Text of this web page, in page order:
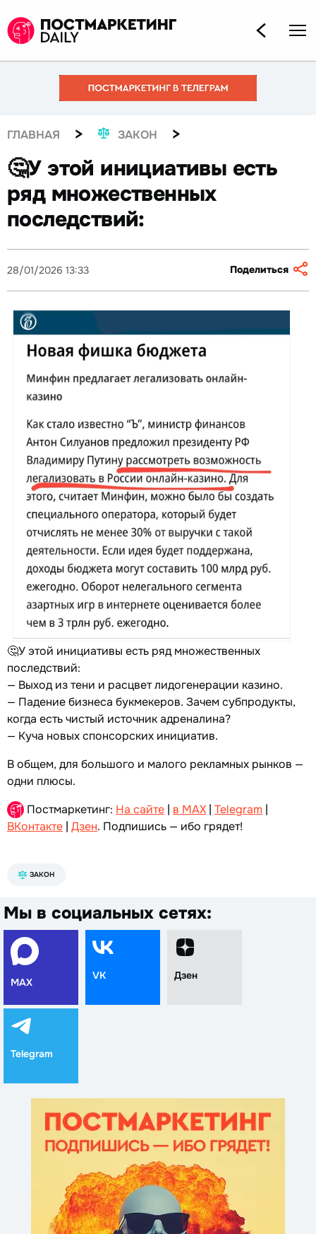
ГЛАВНАЯ > ЗАКОН >
🤔У этой инициативы есть
ряд множественных
последствий:
28/01/2026 13:33 Поделиться
🤔У этой инициативы есть ряд множественных
последствий:
— Выход из тени и расцвет лидогенерации казино.
— Падение бизнеса букмекеров. Зачем субпродукты,
когда есть чистый источник адреналина?
— Куча новых спонсорских инициатив.
В общем, для большого и малого рекламных рынков —
одни плюсы.
Постмаркетинг: На сайте | в MAX | Telegram |
ВКонтакте | Дзен. Подпишись — ибо грядет!
ЗАКОН
Мы в социальных сетях:
MAX
VK Дзен
Telegram